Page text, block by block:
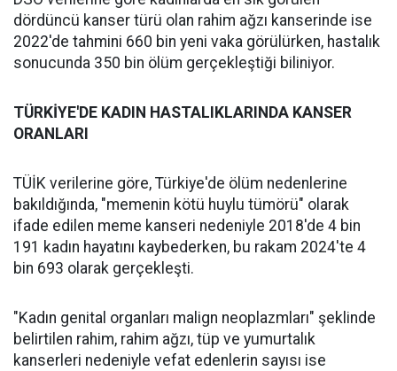
dördüncü kanser türü olan rahim ağzı kanserinde ise
2022'de tahmini 660 bin yeni vaka görülürken, hastalık
sonucunda 350 bin ölüm gerçekleştiği biliniyor.
TÜRKİYE'DE KADIN HASTALIKLARINDA KANSER
ORANLARI
TÜİK verilerine göre, Türkiye'de ölüm nedenlerine
bakıldığında, "memenin kötü huylu tümörü" olarak
ifade edilen meme kanseri nedeniyle 2018'de 4 bin
191 kadın hayatını kaybederken, bu rakam 2024'te 4
bin 693 olarak gerçekleşti.
"Kadın genital organları malign neoplazmları" şeklinde
belirtilen rahim, rahim ağzı, tüp ve yumurtalık
kanserleri nedeniyle vefat edenlerin sayısı ise